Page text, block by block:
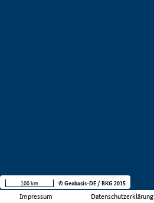
Impressum Datenschutzerklärung
100 km © Geobasis-DE / BKG 2015